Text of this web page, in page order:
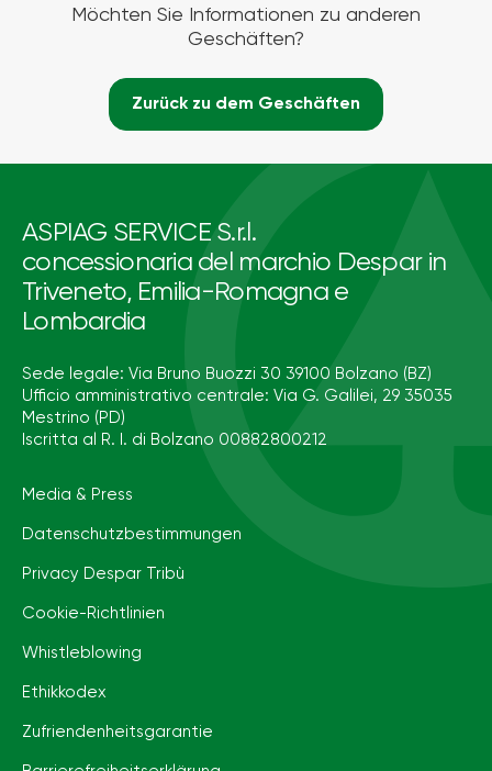
Möchten Sie Informationen zu anderen
Geschäften?
Zurück zu dem Geschäften
ASPIAG SERVICE S.r.l.
concessionaria del marchio Despar in
Triveneto, Emilia-Romagna e
Lombardia
Sede legale: Via Bruno Buozzi 30 39100 Bolzano (BZ)
Ufficio amministrativo centrale: Via G. Galilei, 29 35035
Mestrino (PD)
Iscritta al R. I. di Bolzano 00882800212
Media & Press
Datenschutzbestimmungen
Privacy Despar Tribù
Cookie-Richtlinien
Whistleblowing
Ethikkodex
Zufriendenheitsgarantie